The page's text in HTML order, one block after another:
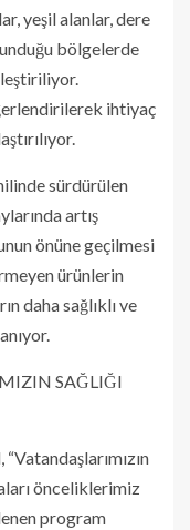
yeşil alanlar, dere
bölgelerde
ihtiyaç
sürdürülen
artış
önüne geçilmesi
ürünlerin
daha sağlıklı ve
SAĞLIĞI
önceliklerimiz
program